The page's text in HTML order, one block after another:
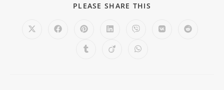
PLEASE SHARE THIS